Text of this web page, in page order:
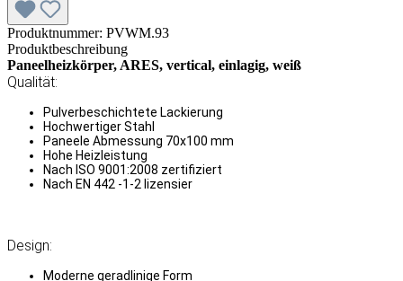
Produktnummer: PVWM.93
Produktbeschreibung
Paneelheizkörper, ARES, vertical, einlagig, weiß
Qualität:
Pulverbeschichtete Lackierung
Hochwertiger Stahl
Paneele Abmessung 70x100 mm
Hohe Heizleistung
Nach ISO 9001:2008 zertifiziert
Nach EN 442 -1-2 lizensier
Design:
Moderne geradlinige Form